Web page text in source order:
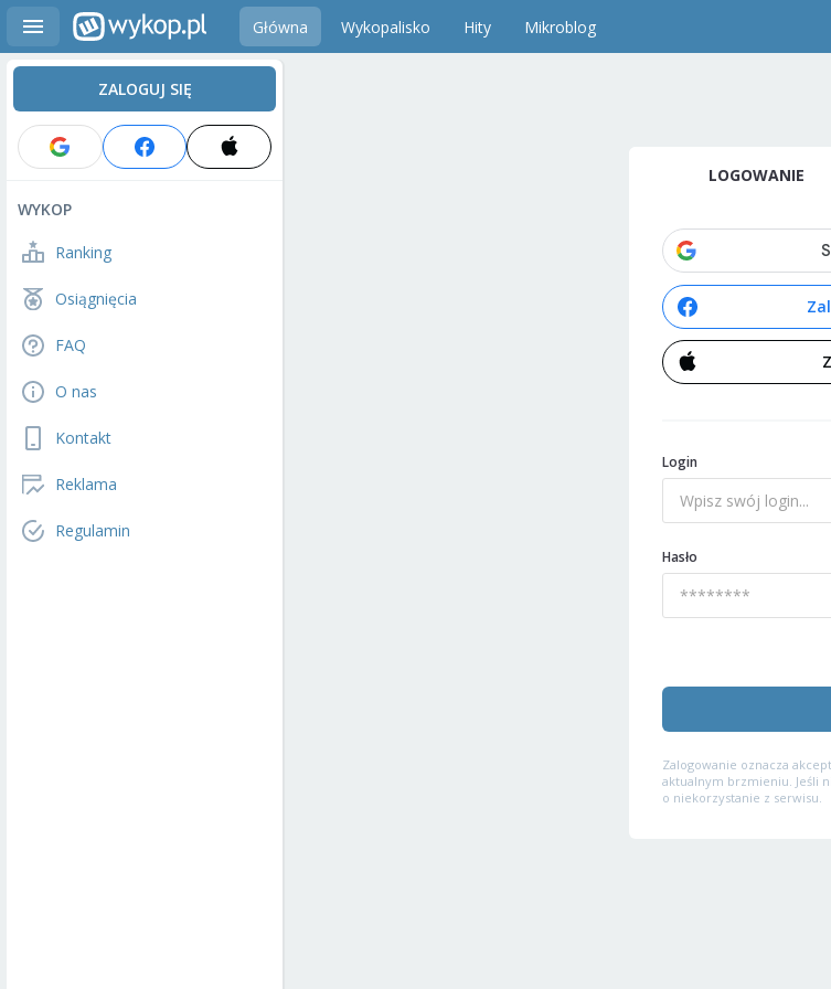
Główna Wykopalisko Hity Mikroblog
ZALOGUJ SIĘ
WYKOP
Ranking
Osiągnięcia
FAQ
O nas
Kontakt
Reklama
Regulamin
LOGOWANIE
Login
Hasło
Zalogowanie oznacza
aktualnym brzmieniu. Jeśli
o niekorzystanie z serwisu.